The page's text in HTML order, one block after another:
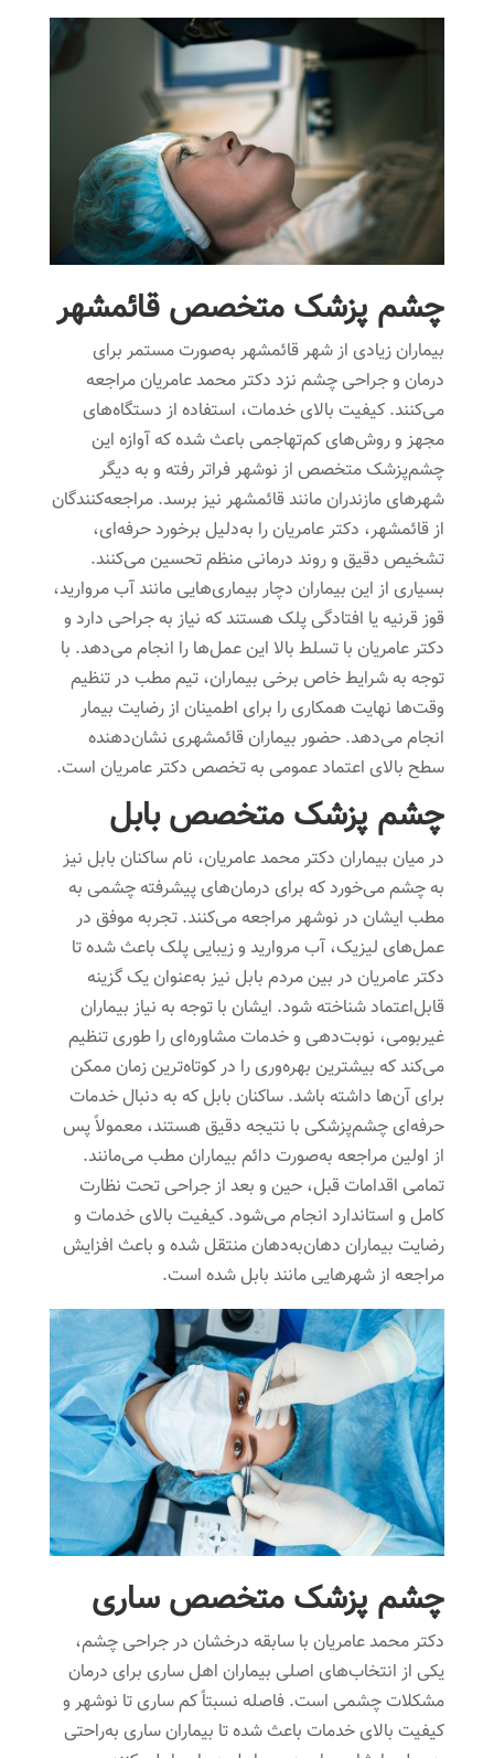
چشم پزشک متخصص قائمشهر
بیماران زیادی از شهر قائمشهر به‌صورت مستمر برای
درمان و جراحی چشم نزد دکتر محمد عامریان مراجعه
می‌کنند. کیفیت بالای خدمات، استفاده از دستگاه‌های
مجهز و روش‌های کم‌تهاجمی باعث شده که آوازه این
چشم‌پزشک متخصص از نوشهر فراتر رفته و به دیگر
شهرهای مازندران مانند قائمشهر نیز برسد. مراجعه‌کنندگان
از قائمشهر، دکتر عامریان را به‌دلیل برخورد حرفه‌ای،
تشخیص دقیق و روند درمانی منظم تحسین می‌کنند.
بسیاری از این بیماران دچار بیماری‌هایی مانند آب مروارید،
قوز قرنیه یا افتادگی پلک هستند که نیاز به جراحی دارد و
دکتر عامریان با تسلط بالا این عمل‌ها را انجام می‌دهد. با
توجه به شرایط خاص برخی بیماران، تیم مطب در تنظیم
وقت‌ها نهایت همکاری را برای اطمینان از رضایت بیمار
انجام می‌دهد. حضور بیماران قائمشهری نشان‌دهنده
سطح بالای اعتماد عمومی به تخصص دکتر عامریان است.
چشم پزشک متخصص بابل
در میان بیماران دکتر محمد عامریان، نام ساکنان بابل نیز
به چشم می‌خورد که برای درمان‌های پیشرفته چشمی به
مطب ایشان در نوشهر مراجعه می‌کنند. تجربه موفق در
عمل‌های لیزیک، آب مروارید و زیبایی پلک باعث شده تا
دکتر عامریان در بین مردم بابل نیز به‌عنوان یک گزینه
قابل‌اعتماد شناخته شود. ایشان با توجه به نیاز بیماران
غیربومی، نوبت‌دهی و خدمات مشاوره‌ای را طوری تنظیم
می‌کند که بیشترین بهره‌وری را در کوتاه‌ترین زمان ممکن
برای آن‌ها داشته باشد. ساکنان بابل که به دنبال خدمات
حرفه‌ای چشم‌پزشکی با نتیجه دقیق هستند، معمولاً پس
از اولین مراجعه به‌صورت دائم بیماران مطب می‌مانند.
تمامی اقدامات قبل، حین و بعد از جراحی تحت نظارت
کامل و استاندارد انجام می‌شود. کیفیت بالای خدمات و
رضایت بیماران دهان‌به‌دهان منتقل شده و باعث افزایش
مراجعه از شهرهایی مانند بابل شده است.
چشم پزشک متخصص ساری
دکتر محمد عامریان با سابقه درخشان در جراحی چشم،
یکی از انتخاب‌های اصلی بیماران اهل ساری برای درمان
مشکلات چشمی است. فاصله نسبتاً کم ساری تا نوشهر و
کیفیت بالای خدمات باعث شده تا بیماران ساری به‌راحتی